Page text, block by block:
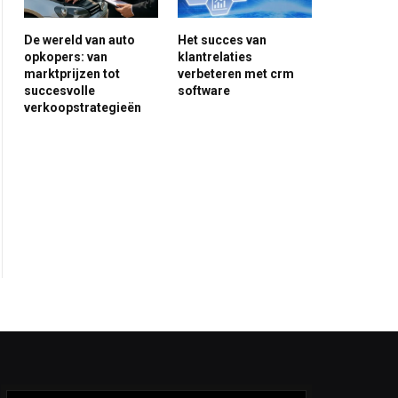
De wereld van auto
opkopers: van
marktprijzen tot
succesvolle
verkoopstrategieën
Het succes van
klantrelaties
verbeteren met crm
software